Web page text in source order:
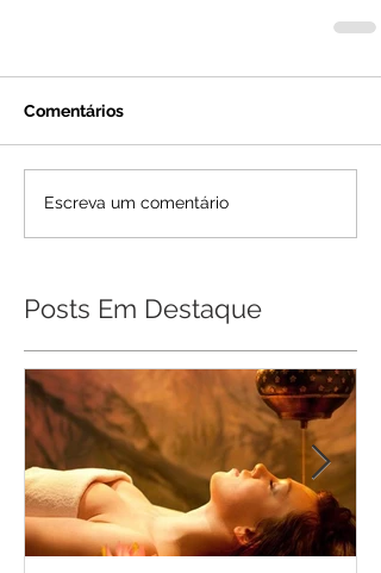
Comentários
Escreva um comentário
Posts Em Destaque